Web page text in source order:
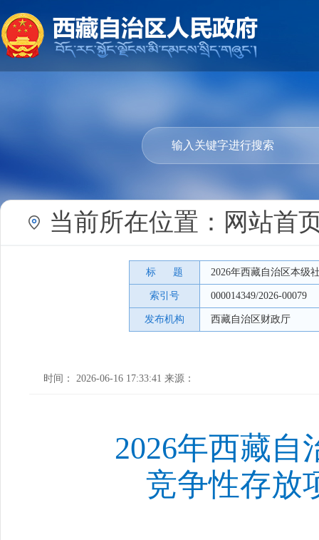
当前所在位置： 网站首
标 题 2026年西藏自治区本级
索引号 000014349/2026-00079
发布机构 西藏自治区财政厅
时间： 2026-06-16 17:33:41 来源：
2026年西藏
竞争性存放